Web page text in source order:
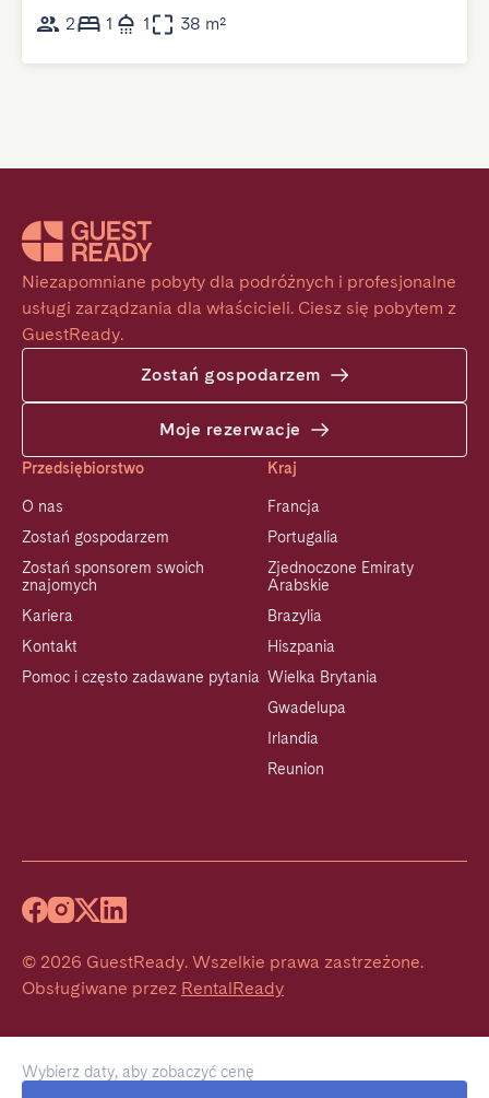
Wybierz daty, aby zobaczyć cenę
2
1 1 38 m²
Niezapomniane pobyty dla podróżnych i profesjonalne
usługi zarządzania dla właścicieli. Ciesz się pobytem z
GuestReady.
Zostań gospodarzem
Moje rezerwacje
Przedsiębiorstwo
O nas
Zostań gospodarzem
Zostań sponsorem swoich
znajomych
Kariera
Kontakt
Pomoc i często zadawane pytania
Kraj
Francja
Portugalia
Zjednoczone Emiraty
Arabskie
Brazylia
Hiszpania
Wielka Brytania
Gwadelupa
Irlandia
Reunion
© 2026 GuestReady. Wszelkie prawa zastrzeżone.
Obsługiwane przez RentalReady